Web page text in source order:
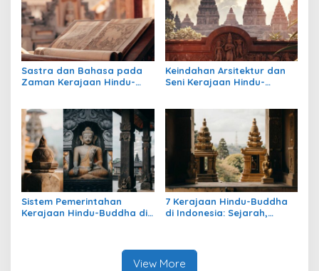
Sastra dan Bahasa pada
Zaman Kerajaan Hindu-
Keindahan Arsitektur dan
Seni Kerajaan Hindu-
Sistem Pemerintahan
Kerajaan Hindu-Buddha di
7 Kerajaan Hindu-Buddha
di Indonesia: Sejarah,
View More